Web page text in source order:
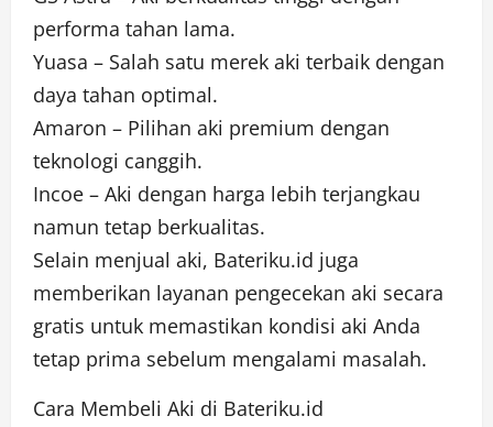
performa tahan lama.
Yuasa – Salah satu merek aki terbaik dengan
daya tahan optimal.
Amaron – Pilihan aki premium dengan
teknologi canggih.
Incoe – Aki dengan harga lebih terjangkau
namun tetap berkualitas.
Selain menjual aki, Bateriku.id juga
memberikan layanan pengecekan aki secara
gratis untuk memastikan kondisi aki Anda
tetap prima sebelum mengalami masalah.
Cara Membeli Aki di Bateriku.id